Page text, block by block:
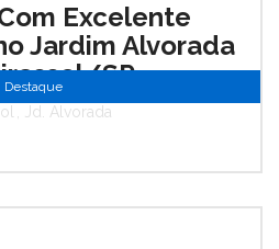
Excelente
Jardim Alvorada
SP
Jd. Alvorada
Destaque